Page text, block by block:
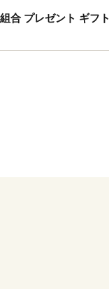
合 プレゼント ギフト